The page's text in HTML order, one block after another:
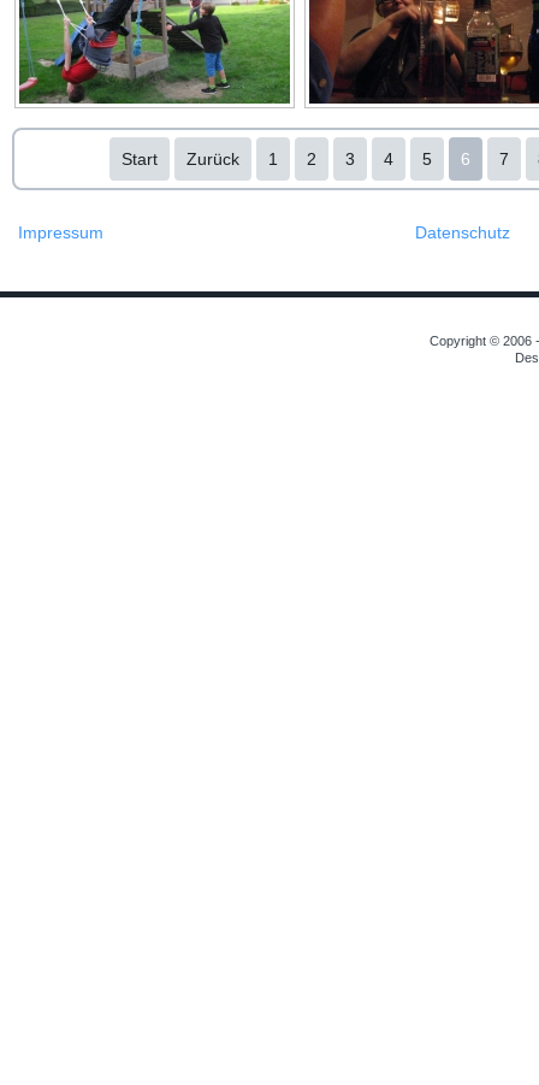
Start Zurück 1 2 3 4 5 6 7
Impressum Datenschutz
Copyright © 2006